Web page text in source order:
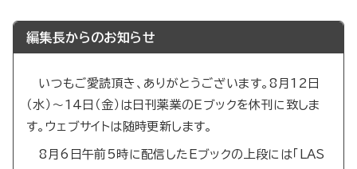
編集長からのお知らせ
いつもご愛読頂き、ありがとうございます。8月12日
（水）～14日（金）は日刊薬業のEブックを休刊に致しま
す。ウェブサイトは随時更新します。
8月6日午前5時に配信したEブックの上段には「LAS